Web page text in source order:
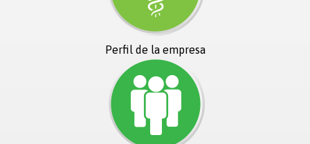
Perfil de la empresa